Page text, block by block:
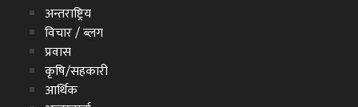
अन्तराष्ट्रिय
विचार / ब्लग
प्रवास
कृषि/सहकारी
आर्थिक